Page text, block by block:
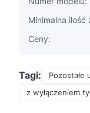
Minimalna ilość
Ceny:
Tagi:
Pozostałe
z wyłączeniem